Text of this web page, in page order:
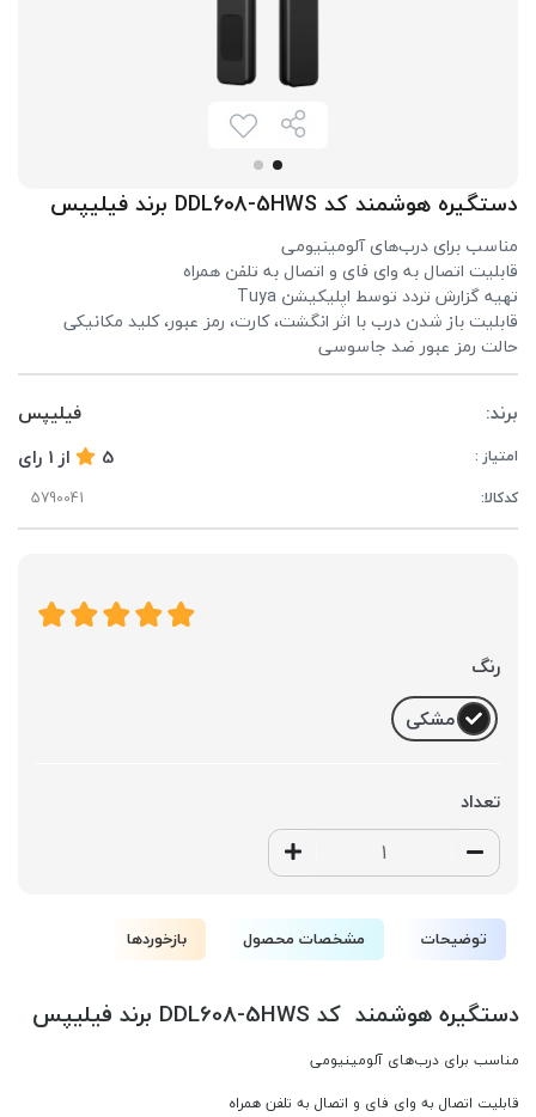
دستگیره هوشمند کد DDL608-5HWS برند فیلیپس
مناسب برای درب‌های آلومینیومی
قابلیت اتصال به وای فای و اتصال به تلفن همراه
تهیه گزارش تردد توسط اپلیکیشن Tuya
قابلیت باز شدن درب با اثر انگشت، کارت، رمز عبور، کلید مکانیکی
حالت رمز عبور ضد جاسوسی
برند: فیلیپس
امتیاز : 5 از 1 رای
کدکالا:
رنگ
مشکی
تعداد
توضیحات مشخصات محصول بازخوردها
دستگیره هوشمند کد DDL608-5HWS برند فیلیپس
مناسب برای درب‌های آلومینیومی
قابلیت اتصال به وای فای و اتصال به تلفن همراه